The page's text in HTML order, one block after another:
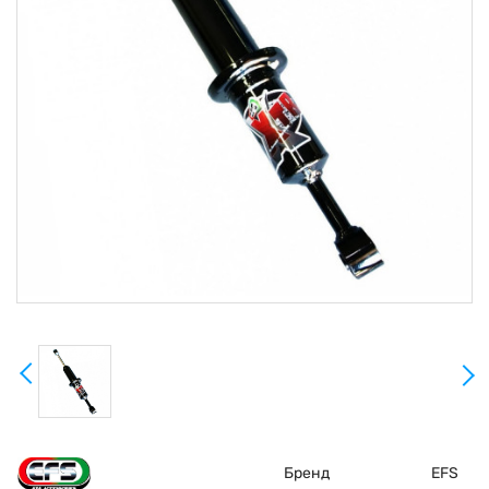
Бренд EFS